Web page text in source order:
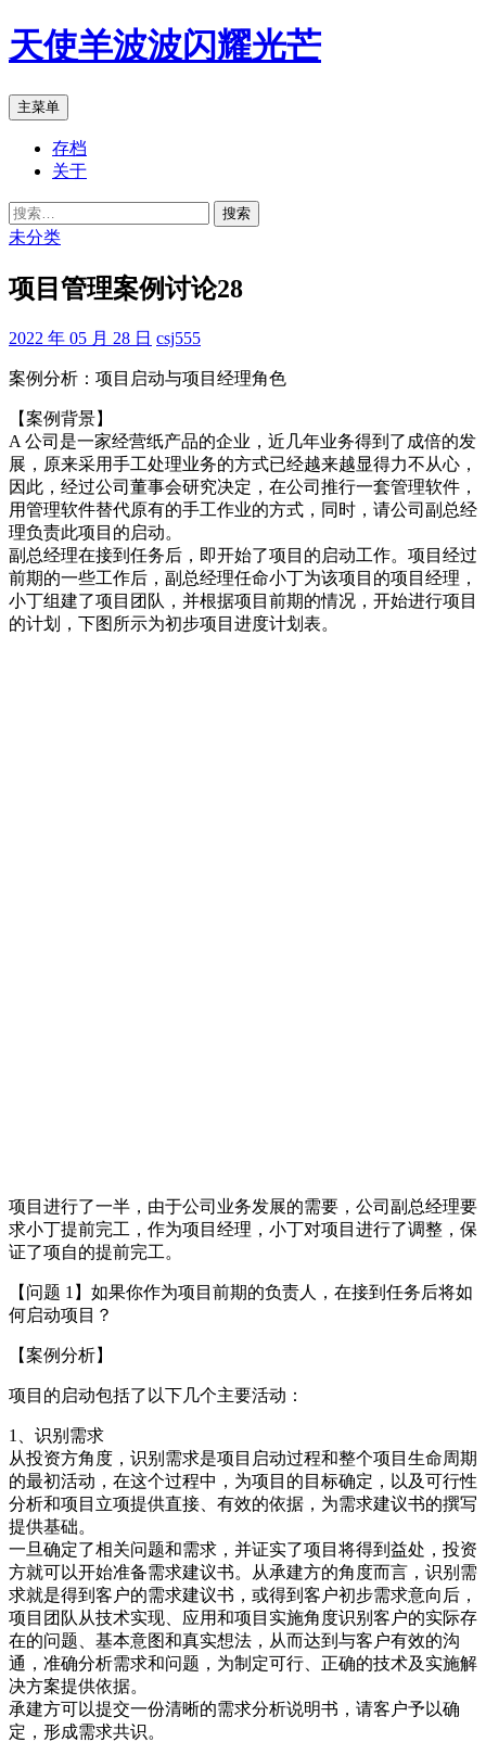
跳
至
文
天使羊波波闪耀光芒
搜
索
主菜单
存档
关于
搜
索：
未分类
项目管理案例讨论28
2022 年 05 月 28 日 csj555
案例分析：项目启动与项目经理角色
【案例背景】
A 公司是一家经营纸产品的企业，近几年业务得到了成倍的发
展，原来采用手工处理业务的方式已经越来越显得力不从心，
因此，经过公司董事会研究决定，在公司推行一套管理软件，
用管理软件替代原有的手工作业的方式，同时，请公司副总经
理负责此项目的启动。
副总经理在接到任务后，即开始了项目的启动工作。项目经过
前期的一些工作后，副总经理任命小丁为该项目的项目经理，
小丁组建了项目团队，并根据项目前期的情况，开始进行项目
的计划，下图所示为初步项目进度计划表。
项目进行了一半，由于公司业务发展的需要，公司副总经理要
求小丁提前完工，作为项目经理，小丁对项目进行了调整，保
证了项自的提前完工。
【问题 1】如果你作为项目前期的负责人，在接到任务后将如
何启动项目？
【案例分析】
项目的启动包括了以下几个主要活动：
1、识别需求
从投资方角度，识别需求是项目启动过程和整个项目生命周期
的最初活动，在这个过程中，为项目的目标确定，以及可行性
分析和项目立项提供直接、有效的依据，为需求建议书的撰写
提供基础。
一旦确定了相关问题和需求，并证实了项目将得到益处，投资
方就可以开始准备需求建议书。从承建方的角度而言，识别需
求就是得到客户的需求建议书，或得到客户初步需求意向后，
项目团队从技术实现、应用和项目实施角度识别客户的实际存
在的问题、基本意图和真实想法，从而达到与客户有效的沟
通，准确分析需求和问题，为制定可行、正确的技术及实施解
决方案提供依据。
承建方可以提交一份清晰的需求分析说明书，请客户予以确
定，形成需求共识。